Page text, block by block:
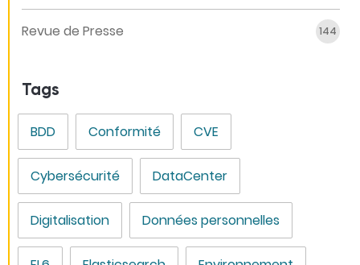
Revue de Presse 144
Tags
BDD Conformité CVE
Cybersécurité DataCenter
Digitalisation Données personnelles